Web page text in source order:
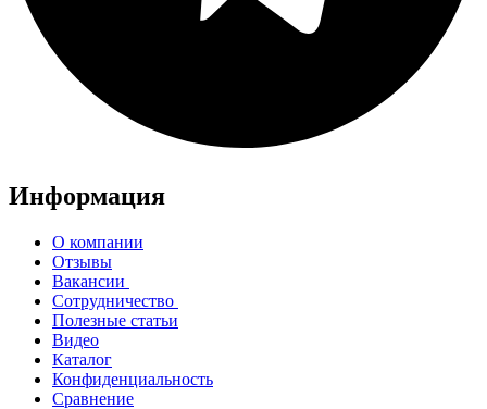
Информация
О компании
Отзывы
Вакансии
Сотрудничество
Полезные статьи
Видео
Каталог
Конфиденциальность
Сравнение